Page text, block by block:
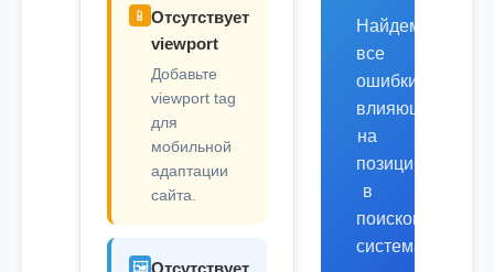
📱 Отсутствует
viewport
Добавьте
viewport tag
для
мобильной
адаптации
сайта.
🖼️Отсутствует
Найдем
все
ошибки,
влияющие
на
позиции
в
поисковых
системах.